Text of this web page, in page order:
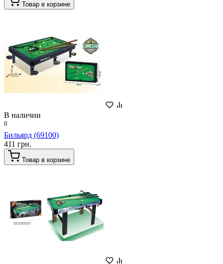
Товар в корзине
В наличии
0
Бильярд (69100)
411 грн.
Товар в корзине